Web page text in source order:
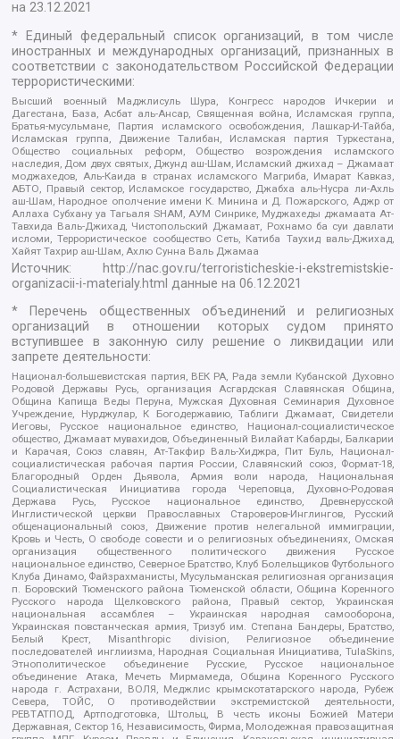
на23.12.2021
* Единый федеральный список организаций, в том числе
иностранных и международных организаций, признанных в
соответствии с законодательством Российской Федерации
террористическими:
Высший военный Маджлисуль Шура, Конгресс народов Ичкерии и
Дагестана, База, Асбат аль-Ансар, Священная война, Исламская группа,
Братья-мусульмане, Партия исламского освобождения, Лашкар-И-Тайба,
Исламская группа, Движение Талибан, Исламская партия Туркестана,
Общество социальных реформ, Общество возрождения исламского
наследия, Дом двух святых, Джунд аш-Шам, Исламский джихад – Джамаат
моджахедов, Аль-Каида в странах исламского Магриба, Имарат Кавказ,
АБТО, Правый сектор, Исламское государство, Джабха аль-Нусра ли-Ахль
аш-Шам, Народное ополчение имени К. Минина и Д. Пожарского, Аджр от
Аллаха Субхану уа Тагьаля SHAM, АУМ Синрике, Муджахеды джамаата Ат-
Тавхида Валь-Джихад, Чистопольский Джамаат, Рохнамо ба суи давлати
исломи, Террористическое сообщество Сеть, Катиба Таухид валь-Джихад,
Хайят Тахрир аш-Шам, Ахлю Сунна Валь Джамаа
Источник:
http://nac.gov.ru/terroristicheskie-i-ekstremistskie-
organizacii-i-materialy.html данные на06.12.2021
* Перечень общественных объединений и религиозных
организаций в отношении которых судом принято
вступившее в законную силу решение о ликвидации или
запрете деятельности:
Национал-большевистская партия, ВЕК РА, Рада земли Кубанской Духовно
Родовой Державы Русь, организация Асгардская Славянская Община,
Община Капища Веды Перуна, Мужская Духовная Семинария Духовное
Учреждение, Нурджулар, К Богодержавию, Таблиги Джамаат, Свидетели
Иеговы, Русское национальное единство, Национал-социалистическое
общество, Джамаат мувахидов, Объединенный Вилайат Кабарды, Балкарии
и Карачая, Союз славян, Ат-Такфир Валь-Хиджра, Пит Буль, Национал-
социалистическая рабочая партия России, Славянский союз, Формат-18,
Благородный Орден Дьявола, Армия воли народа, Национальная
Социалистическая Инициатива города Череповца, Духовно-Родовая
Держава Русь, Русское национальное единство, Древнерусской
Инглистической церкви Православных Староверов-Инглингов, Русский
общенациональный союз, Движение против нелегальной иммиграции,
Кровь и Честь, О свободе совести и о религиозных объединениях, Омская
организация общественного политического движения Русское
национальное единство, Северное Братство, Клуб Болельщиков Футбольного
Клуба Динамо, Файзрахманисты, Мусульманская религиозная организация
п. Боровский Тюменского района Тюменской области, Община Коренного
Русского народа Щелковского района, Правый сектор, Украинская
национальная ассамблея – Украинская народная самооборона,
Украинская повстанческая армия, Тризуб им. Степана Бандеры, Братство,
Белый Крест, Misanthropic division, Религиозное объединение
последователей инглиизма, Народная Социальная Инициатива, TulaSkins,
Этнополитическое объединение Русские, Русское национальное
объединение Атака, Мечеть Мирмамеда, Община Коренного Русского
народа г. Астрахани, ВОЛЯ, Меджлис крымскотатарского народа, Рубеж
Севера, ТОЙС, О противодействии экстремистской деятельности,
РЕВТАТПОД, Артподготовка, Штольц, В честь иконы Божией Матери
Державная, Сектор 16, Независимость, Фирма, Молодежная правозащитная